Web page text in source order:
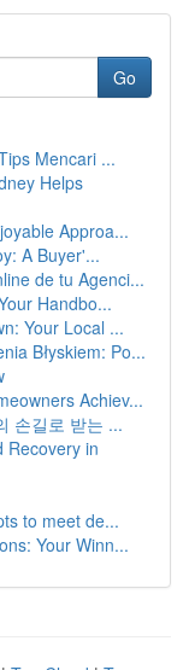
Go
Mencari ...
Helps
Approa...
A Buyer'...
de tu Agenci...
Handbo...
Your Local ...
Błyskiem: Po...
Achiev...
손길로 받는 ...
Recovery in
to meet de...
Your Winn...